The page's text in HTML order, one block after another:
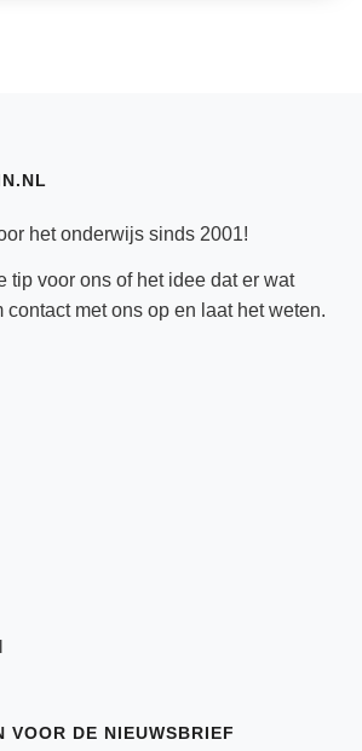
het onderwijs sinds 2001!
tip voor ons of het idee dat er wat
contactmet ons op en laat het weten.
VOOR DE NIEUWSBRIEF